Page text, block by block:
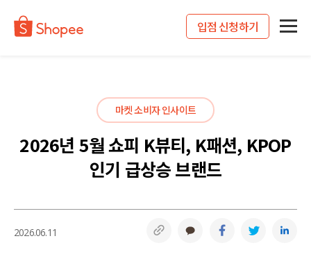
입점 신청하기
마켓 소비자 인사이트
2026년 5월 쇼피 K뷰티, K패션, KPOP
인기 급상승 브랜드
2026.06.11 링크복사 카카오톡 페이스북 트위터